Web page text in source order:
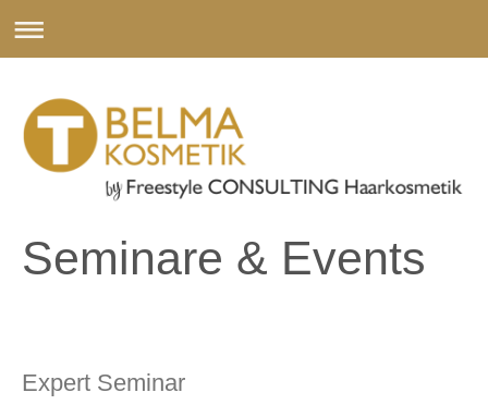
Seminare & Events
Expert Seminar